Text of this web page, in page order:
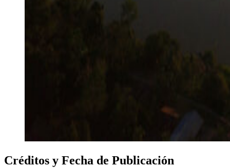
Créditos y Fecha de Publicación